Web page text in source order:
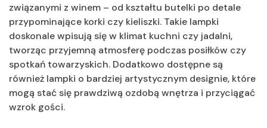
związanymi z winem – od kształtu butelki po detale
przypominające korki czy kieliszki. Takie lampki
doskonale wpisują się w klimat kuchni czy jadalni,
tworząc przyjemną atmosferę podczas posiłków czy
spotkań towarzyskich. Dodatkowo dostępne są
również lampki o bardziej artystycznym designie, które
mogą stać się prawdziwą ozdobą wnętrza i przyciągać
wzrok gości.